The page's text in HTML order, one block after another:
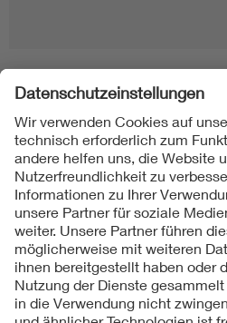
Folgen Sie uns
Kontakte